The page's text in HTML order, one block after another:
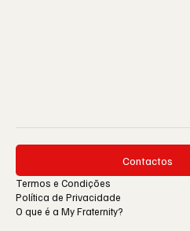
Contactos
Termos e Condições
Política de Privacidade
O que é a My Fraternity?